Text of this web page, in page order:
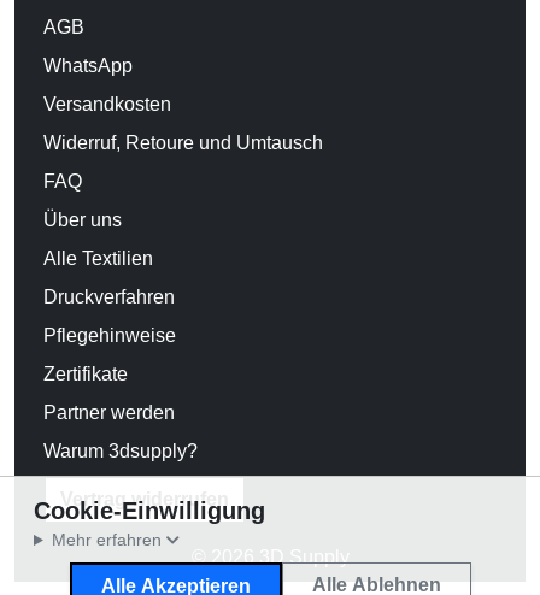
AGB
WhatsApp
Versandkosten
Widerruf, Retoure und Umtausch
FAQ
Über uns
Alle Textilien
Druckverfahren
Pflegehinweise
Zertifikate
Partner werden
Warum 3dsupply?
Vertrag widerrufen
© 2026 3D Supply
Cookie-Einwilligung
Mehr erfahren
Alle Akzeptieren Alle Ablehnen